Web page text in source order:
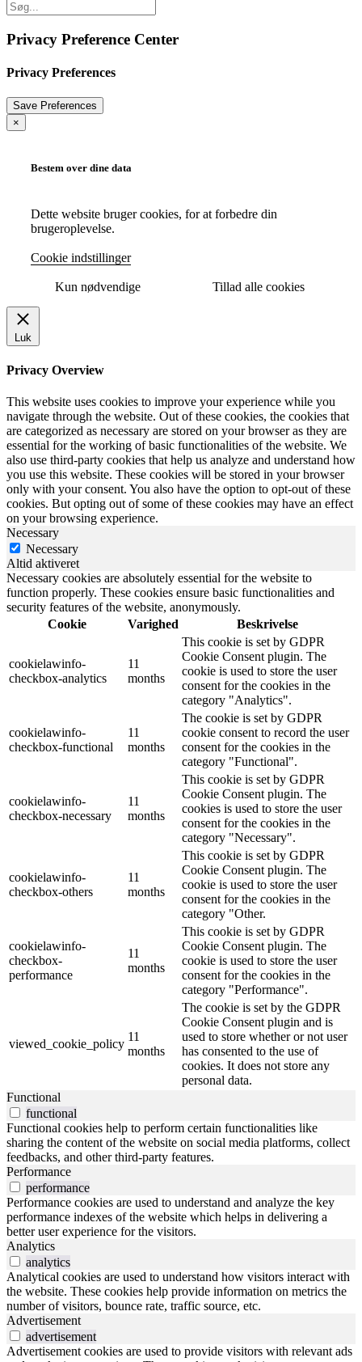
Privacy Preference Center
Privacy Preferences
×
Bestem over dine data
Dette website bruger cookies, for at forbedre din
brugeroplevelse.
Cookie indstillinger
Kun nødvendige Tillad alle cookies
Luk
Privacy Overview
This website uses cookies to improve your experience while you
navigate through the website. Out of these cookies, the cookies that
are categorized as necessary are stored on your browser as they are
essential for the working of basic functionalities of the website. We
also use third-party cookies that help us analyze and understand how
you use this website. These cookies will be stored in your browser
only with your consent. You also have the option to opt-out of these
cookies. But opting out of some of these cookies may have an effect
on your browsing experience.
Necessary
Necessary
Altid aktiveret
Necessary cookies are absolutely essential for the website to
function properly. These cookies ensure basic functionalities and
security features of the website, anonymously.
Cookie
Varighed Beskrivelse
cookielawinfo-
checkbox-analytics
11
months
This cookie is set by GDPR
Cookie Consent plugin. The
cookie is used to store the user
consent for the cookies in the
category "Analytics".
cookielawinfo-
checkbox-functional
11
months
The cookie is set by GDPR
cookie consent to record the user
consent for the cookies in the
category "Functional".
cookielawinfo-
checkbox-necessary
11
months
This cookie is set by GDPR
Cookie Consent plugin. The
cookies is used to store the user
consent for the cookies in the
category "Necessary".
cookielawinfo-
checkbox-others
11
months
This cookie is set by GDPR
Cookie Consent plugin. The
cookie is used to store the user
consent for the cookies in the
category "Other.
cookielawinfo-
checkbox-
performance
11
months
This cookie is set by GDPR
Cookie Consent plugin. The
cookie is used to store the user
consent for the cookies in the
category "Performance".
viewed_cookie_policy
11
months
The cookie is set by the GDPR
Cookie Consent plugin and is
used to store whether or not user
has consented to the use of
cookies. It does not store any
personal data.
Functional
functional
Functional cookies help to perform certain functionalities like
sharing the content of the website on social media platforms, collect
feedbacks, and other third-party features.
Performance
performance
Performance cookies are used to understand and analyze the key
performance indexes of the website which helps in delivering a
better user experience for the visitors.
Analytics
analytics
Analytical cookies are used to understand how visitors interact with
the website. These cookies help provide information on metrics the
number of visitors, bounce rate, traffic source, etc.
Advertisement
advertisement
Advertisement cookies are used to provide visitors with relevant ads